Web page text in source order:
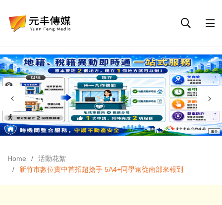
Home
活動花絮
新竹市數位實中首招超搶手 5A4+同學遠從南部來報到